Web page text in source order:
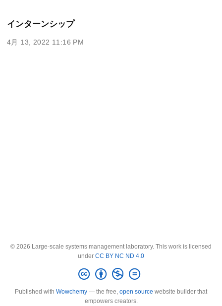
インターンシップ
4月 13, 2022 11:16 PM
© 2026 Large-scale systems management laboratory. This work is licensed
under CC BY NC ND 4.0
Published with Wowchemy — the free, open source website builder that
empowers creators.